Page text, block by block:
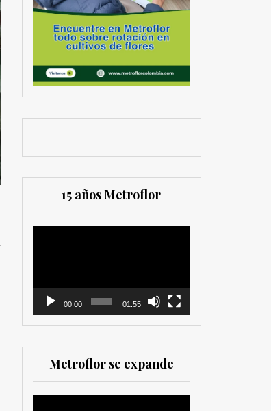
15 años Metroflor
00:00 01:55
Metroflor se expande